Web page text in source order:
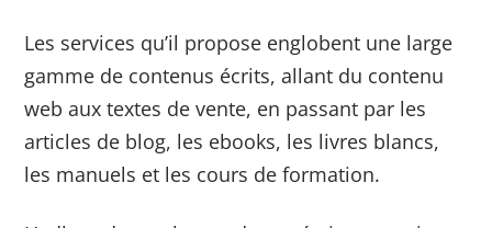
Les services qu’il propose englobent une large
gamme de contenus écrits, allant du contenu
web aux textes de vente, en passant par les
articles de blog, les ebooks, les livres blancs,
les manuels et les cours de formation.